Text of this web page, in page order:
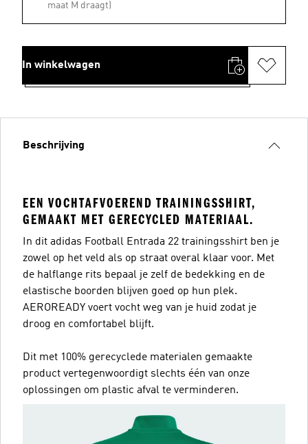
maat M draagt)
In winkelwagen
Beschrijving
EEN VOCHTAFVOEREND TRAININGSSHIRT,
GEMAAKT MET GERECYCLED MATERIAAL.
In dit adidas Football Entrada 22 trainingsshirt ben je
zowel op het veld als op straat overal klaar voor. Met
de halflange rits bepaal je zelf de bedekking en de
elastische boorden blijven goed op hun plek.
AEROREADY voert vocht weg van je huid zodat je
droog en comfortabel blijft.
Dit met 100% gerecyclede materialen gemaakte
product vertegenwoordigt slechts één van onze
oplossingen om plastic afval te verminderen.